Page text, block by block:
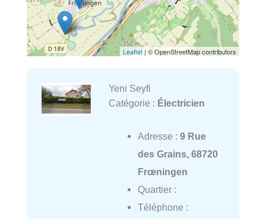
Leaflet | © OpenStreetMap contributors
Yeni Seyfi
Catégorie : Électricien
Adresse : 9 Rue
des Grains, 68720
Frœningen
Quartier :
Téléphone :